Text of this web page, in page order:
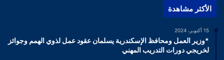
الأكثر مشاهدة
15 أكتوبر، 2024
*وزير العمل ومحافظ الإسكندرية يسلمان عقود عمل لذوي الهمم وجوائز
لخريجي دورات التدريب المهني